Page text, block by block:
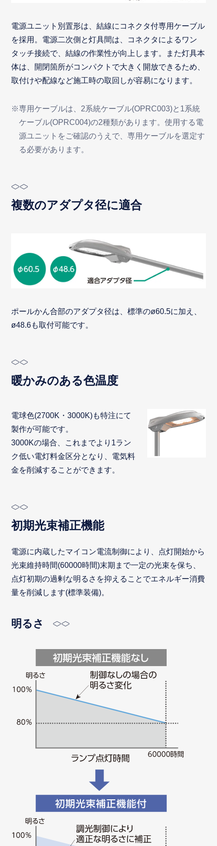
電源ユニット別置形は、結線にコネクタ付専用ケーブル
を採用。電源二次側と灯具間は、コネクタによるワン
タッチ接続で、結線の作業性が向上します。また灯具本
体は、開閉箇所がコンパクトで大きく開放できるため、
取付けや配線など施工時の取回しが容易になります。
※専用ケーブルは、2系統ケーブル(OPRC003)と1系統
ケーブル(OPRC004)の2種類があります。使用する電
源ユニットをご確認のうえで、専用ケーブルを選定す
る必要があります。
複数のアダプタ径に適合
ポールかん合部のアダプタ径は、標準のø60.5に加え、
ø48.6も取付可能です。
暖かみのある色温度
電球色(2700K・3000K)も特注にて
製作が可能です。
3000Kの場合、これまでより1ラン
ク低い電灯料金区分となり、電気料
金を削減することができます。
初期光束補正機能
電源に内蔵したマイコン電流制御により、点灯開始から
光束維持時間(60000時間)末期まで一定の光束を保ち、
点灯初期の過剰な明るさを抑えることでエネルギー消費
量を削減します(標準装備)。
明るさ